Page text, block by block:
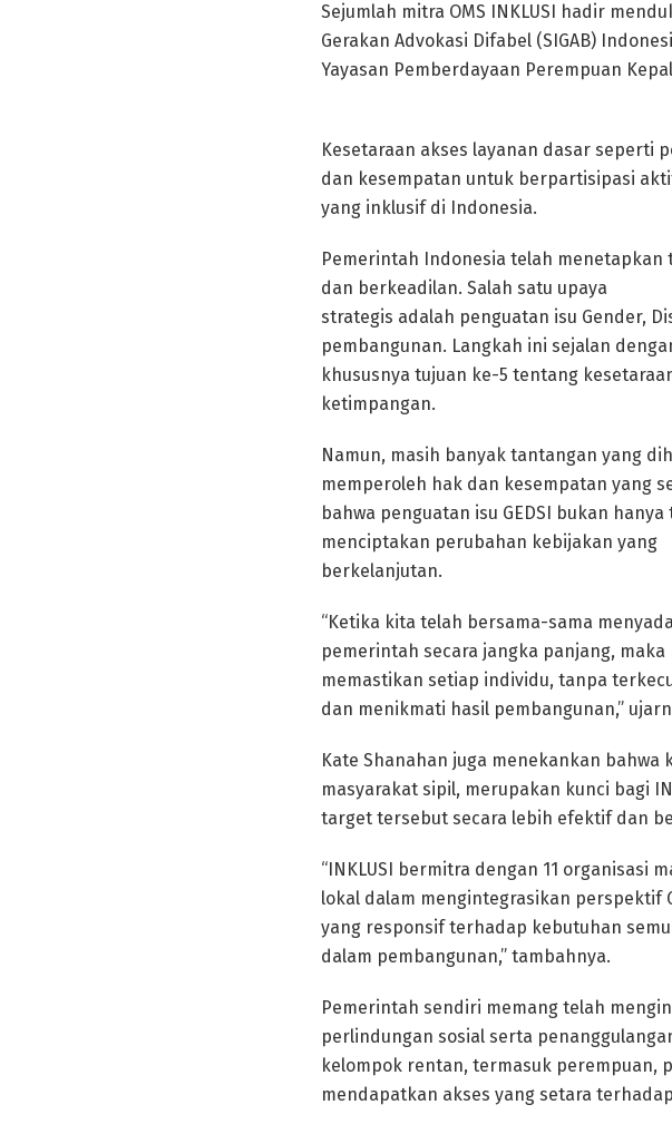
Sejumlah mitra OMS INKLUSI hadir
Gerakan Advokasi Difabel (SIGAB)
Yayasan Pemberdayaan Perempuan
Kesetaraan akses layanan dasar seperti
dan kesempatan untuk berpartisipasi
yang inklusif di Indonesia.
Pemerintah Indonesia telah
dan berkeadilan. Salah satu upaya
strategis adalah penguatan isu Gender,
pembangunan. Langkah ini sejalan
khususnya tujuan ke-5 tentang
ketimpangan.
Namun, masih banyak tantangan yang
memperoleh hak dan kesempatan yang
bahwa penguatan isu GEDSI bukan
menciptakan perubahan kebijakan yang
berkelanjutan.
“Ketika kita telah bersama-sama
pemerintah secara jangka panjang,
memastikan setiap individu, tanpa
dan menikmati hasil pembangunan,”
Kate Shanahan juga menekankan
masyarakat sipil, merupakan kunci bagi
target tersebut secara lebih efektif dan
“INKLUSI bermitra dengan 11 organisasi
lokal dalam mengintegrasikan perspektif
yang responsif terhadap kebutuhan
dalam pembangunan,” tambahnya.
Pemerintah sendiri memang telah
perlindungan sosial serta
kelompok rentan, termasuk perempuan,
mendapatkan akses yang setara